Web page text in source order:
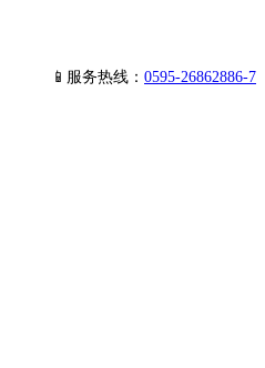
📱服务热线： 0595-26862886-7